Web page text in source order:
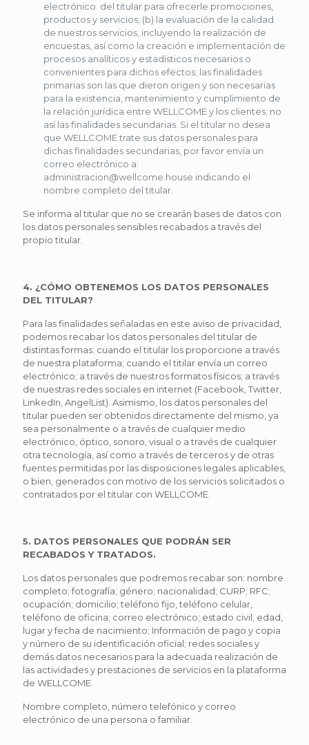
electrónico del titular para ofrecerle promociones,
productos y servicios; (b) la evaluación de la calidad
de nuestros servicios, incluyendo la realización de
encuestas, así como la creación e implementación de
procesos analíticos y estadísticos necesarios o
convenientes para dichos efectos; las finalidades
primarias son las que dieron origen y son necesarias
para la existencia, mantenimiento y cumplimiento de
la relación jurídica entre WELLCOME y los clientes; no
así las finalidades secundarias. Si el titular no desea
que WELLCOME trate sus datos personales para
dichas finalidades secundarias, por favor envía un
correo electrónico a:
administracion@wellcome.house indicando el
nombre completo del titular.
Se informa al titular que no se crearán bases de datos con
los datos personales sensibles recabados a través del
propio titular.
4. ¿CÓMO OBTENEMOS LOS DATOS PERSONALES
DEL TITULAR?
Para las finalidades señaladas en este aviso de privacidad,
podemos recabar los datos personales del titular de
distintas formas: cuando el titular los proporcione a través
de nuestra plataforma; cuando el titilar envía un correo
electrónico; a través de nuestros formatos físicos; a través
de nuestras redes sociales en internet (Facebook, Twitter,
LinkedIn, AngelList). Asimismo, los datos personales del
titular pueden ser obtenidos directamente del mismo, ya
sea personalmente o a través de cualquier medio
electrónico, óptico, sonoro, visual o a través de cualquier
otra tecnología, así como a través de terceros y de otras
fuentes permitidas por las disposiciones legales aplicables,
o bien, generados con motivo de los servicios solicitados o
contratados por el titular con WELLCOME.
5. DATOS PERSONALES QUE PODRÁN SER
RECABADOS Y TRATADOS.
Los datos personales que podremos recabar son: nombre
completo; fotografía; género; nacionalidad; CURP; RFC;
ocupación; domicilio; teléfono fijo, teléfono celular,
teléfono de oficina; correo electrónico; estado civil; edad,
lugar y fecha de nacimiento; Información de pago y copia
y número de su identificación oficial; redes sociales y
demás datos necesarios para la adecuada realización de
las actividades y prestaciones de servicios en la plataforma
de WELLCOME.
Nombre completo, número telefónico y correo
electrónico de una persona o familiar.